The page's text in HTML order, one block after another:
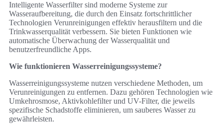
Intelligente Wasserfilter sind moderne Systeme zur
Wasseraufbereitung, die durch den Einsatz fortschrittlicher
Technologien Verunreinigungen effektiv herausfiltern und die
Trinkwasserqualität verbessern. Sie bieten Funktionen wie
automatische Überwachung der Wasserqualität und
benutzerfreundliche Apps.
Wie funktionieren Wasserreinigungssysteme?
Wasserreinigungssysteme nutzen verschiedene Methoden, um
Verunreinigungen zu entfernen. Dazu gehören Technologien wie
Umkehrosmose, Aktivkohlefilter und UV-Filter, die jeweils
spezifische Schadstoffe eliminieren, um sauberes Wasser zu
gewährleisten.